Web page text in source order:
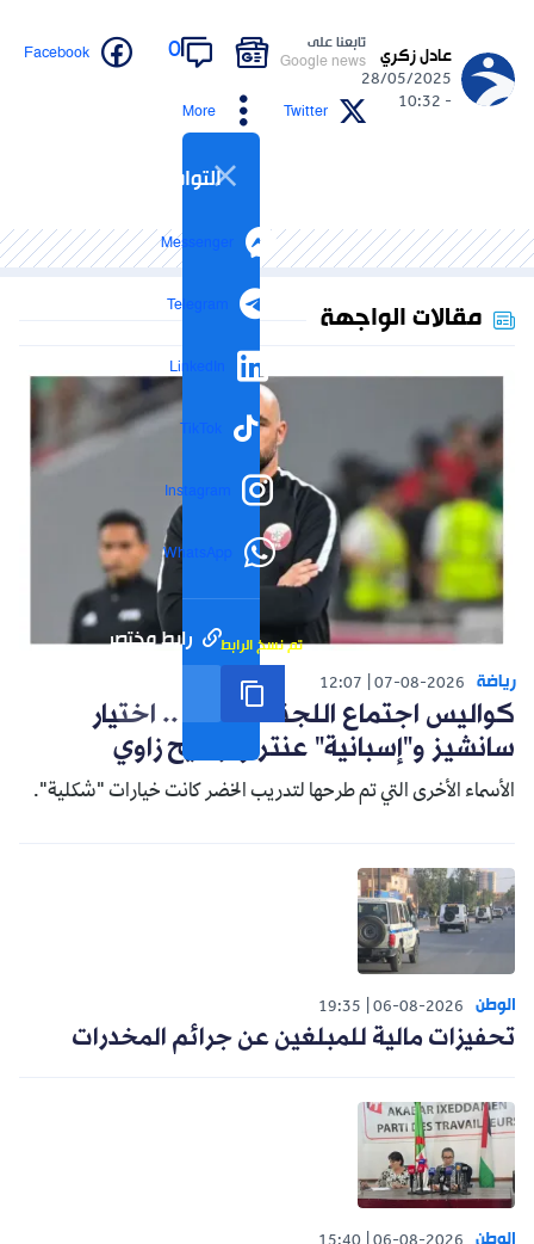
عادل زكري
28/05/2025
- 10:32
تابعنا على
Google news
0
Facebook
Twitter
More
التواصل الاجتماعي
Messenger
Telegram
LinkedIn
TikTok
Instagram
WhatsApp
رابط مختصر تم نسخ الرابط
مقالات الواجهة
رياضة 07-08-2026
12:07
كواليس اجتماع اللجنة التقنية .. اختيار
سانشيز و"إسبانية" عنتر وترشيح زاوي
الأسماء الأخرى التي تم طرحها لتدريب الخضر كانت خيارات "شكلية".
الوطن 06-08-2026
19:35
تحفيزات مالية للمبلغين عن جرائم المخدرات